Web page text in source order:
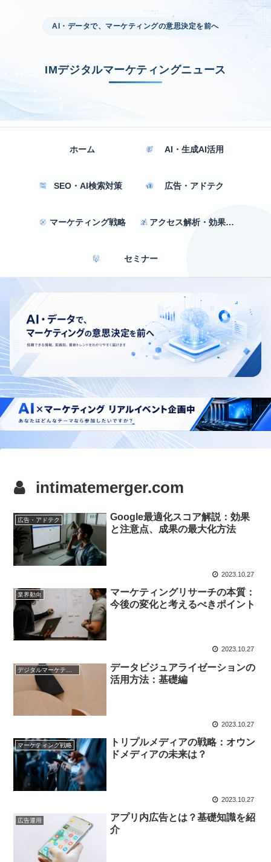
AI・データで、マーケティングの意思決定を前へ
IMデジタルマーケティングニュース
ホーム AI・生成AI活用
SEO・AI検索対策 広告・アドテク
マーケティング戦略 アクセス解析・効果測定
セミナー
intimatemerger.com
広告・アドテク
Google最適化スコア解説：効果
と注意点、成果の最大化方法
2023.10.27
業界動向
マーケティングリサーチの本質：
今後の変化と考えるべきポイント
2023.10.27
データビジュアライゼーションの
活用方法：基礎編
2023.10.27
マーケティング戦略
トリプルメディアの戦略：オウン
ドメディアの未来は？
2023.10.27
広告運用
アプリ内広告とは？基礎知識を紹
介